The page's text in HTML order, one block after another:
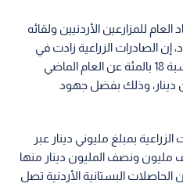
للمزارعين الأردنيين ولقائه
إن الصادرات الزراعية زادت في
النصف الأول من العام الحالي بنسبة 18 بالمئة عن العام الماضي
مليارا و800 مليون دينار، وذلك بفضل جهود
بمبلغ مليوني دينار عبر
لعام 2026، تم صرف مليون ونصف المليون دينار منها
إلى أن الحاصلات البستانية الأردنية تصل